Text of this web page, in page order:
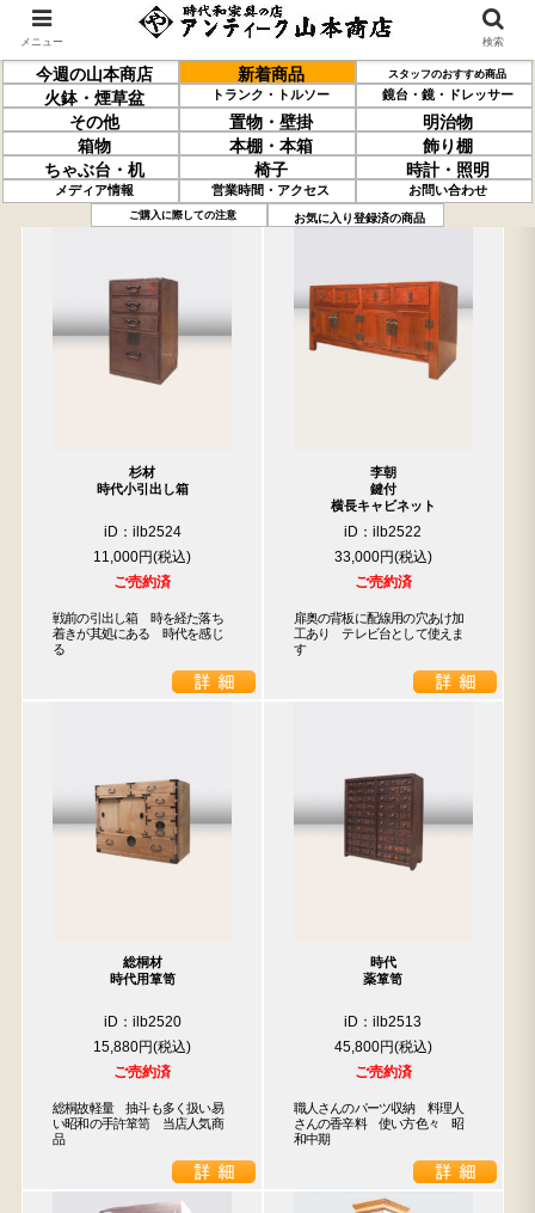
今週の山本商店 新着商品 スタッフのおすすめ商品
火鉢・煙草盆 トランク・トルソー 鏡台・鏡・ドレッサー
その他 置物・壁掛
明治物
箱物
本棚・本箱
飾り棚
ちゃぶ台・机
椅子 時計・照明
メディア情報 営業時間・アクセス お問い合わせ
ご購入に際しての注意 お気に入り登録済の商品
過去の取り扱い商品(10月03日分) 売約済の商品を非表示にする
杉材
時代小引出し箱
iD：ilb2524
11,000円
ご売約済
戦前の引出し箱　時を経た落ち
着きが其処にある　時代を感じ
る
李朝
鍵付
横長キャビネット
iD：ilb2522
33,000円
ご売約済
扉奥の背板に配線用の穴あけ加
工あり　テレビ台として使えま
す
総桐材
時代用箪笥
iD：ilb2520
15,880円
ご売約済
総桐故軽量　抽斗も多く扱い易
い昭和の手許箪笥　当店人気商
品
時代
薬箪笥
iD：ilb2513
45,800円
ご売約済
職人さんのパーツ収納　料理人
さんの香辛料　使い方色々　昭
和中期
メニュー 検索